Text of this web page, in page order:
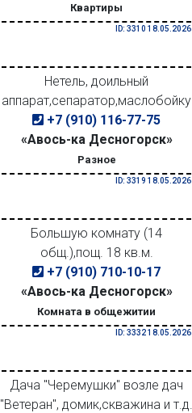
Квартиры
ID: 3310 18.05.2026
Нетель, доильный
аппарат,сепаратор,маслобойку
+7 (910) 116-77-75
«Авось-ка Десногорск»
Разное
ID: 3319 18.05.2026
Большую комнату (14
общ.),пощ. 18 кв.м.
+7 (910) 710-10-17
«Авось-ка Десногорск»
Комната в общежитии
ID: 3332 18.05.2026
Дача "Черемушки" возле дач
"Ветеран", домик,скважина и т.д.